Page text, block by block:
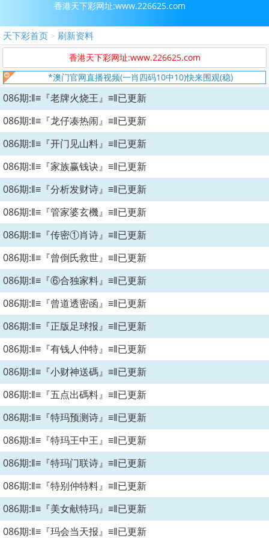
香港天下彩网址:www.226625.com
天下彩首页 > 刷新资料
香港天下彩网址:www.226625.com
*澳门官网直播视频(一肖四码10中10)快来围观(稳)
086期:‖≡『老牌火烧王』≡‖已更新
086期:‖≡『龙仔凑热闹』≡‖已更新
086期:‖≡『开门见山料』≡‖已更新
086期:‖≡『家族赢钱诀』≡‖已更新
086期:‖≡『分析发财诗』≡‖已更新
086期:‖≡『管家婆玄機』≡‖已更新
086期:‖≡『传密①肖诗』≡‖已更新
086期:‖≡『曾倒氏救世』≡‖已更新
086期:‖≡『⑥合独家料』≡‖已更新
086期:‖≡『曾道透密函』≡‖已更新
086期:‖≡『正版足球报』≡‖已更新
086期:‖≡『有钱人仲特』≡‖已更新
086期:‖≡『小财神送碼』≡‖已更新
086期:‖≡『五点出碼料』≡‖已更新
086期:‖≡『特玛预测诗』≡‖已更新
086期:‖≡『特玛王中王』≡‖已更新
086期:‖≡『特玛门联诗』≡‖已更新
086期:‖≡『特别仲特料』≡‖已更新
086期:‖≡『美女献特玛』≡‖已更新
086期:‖≡『玛会当天报』≡‖已更新